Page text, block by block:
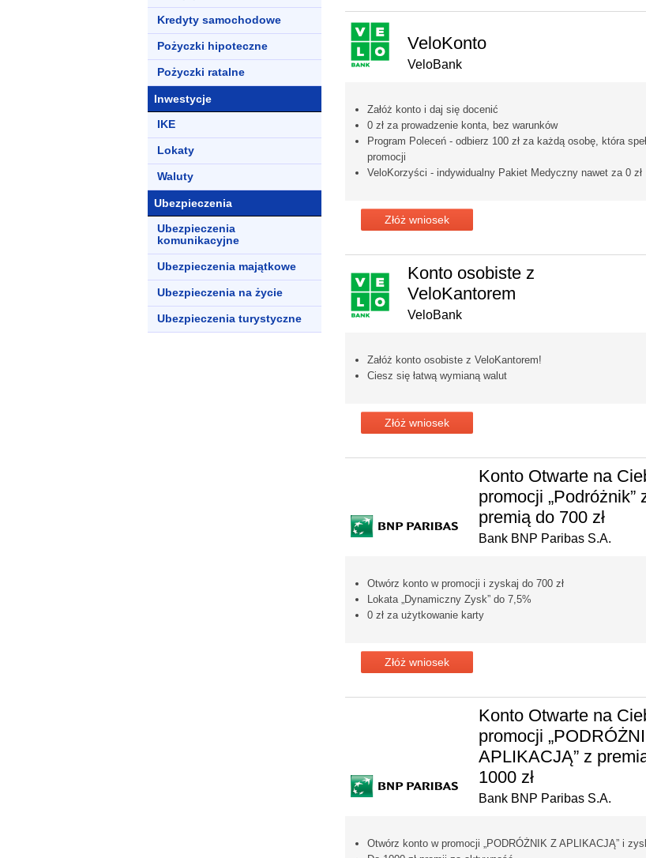
Kredyty samochodowe
Pożyczki hipoteczne
Pożyczki ratalne
Inwestycje
IKE
Lokaty
Waluty
Ubezpieczenia
Ubezpieczenia
komunikacyjne
Ubezpieczenia majątkowe
Ubezpieczenia na życie
Ubezpieczenia turystyczne
VeloKonto
VeloBank
Załóż konto i daj się docenić
0 zł za prowadzenie konta, bez warunków
Program Poleceń - odbierz 100 zł za każdą osobę, która
promocji
VeloKorzyści - indywidualny Pakiet Medyczny nawet za 0 zł
Złóż wniosek
Konto osobiste z
VeloKantorem
VeloBank
Załóż konto osobiste z VeloKantorem!
Ciesz się łatwą wymianą walut
Złóż wniosek
Konto Otwarte na
promocji „Podróżnik”
premią do 700 zł
Bank BNP Paribas S.A.
Otwórz konto w promocji i zyskaj do 700 zł
Lokata „Dynamiczny Zysk” do 7,5%
0 zł za użytkowanie karty
Złóż wniosek
Konto Otwarte na
promocji
APLIKACJĄ” z
1000 zł
Bank BNP Paribas S.A.
Otwórz konto w promocji „PODRÓŻNIK Z APLIKACJĄ” i